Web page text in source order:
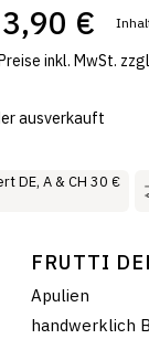
Wein
3,90 €
inkl. MwSt.
ausverkauft
DE, A & CH 30 €
FRUTTI
Apulien
handwerklich